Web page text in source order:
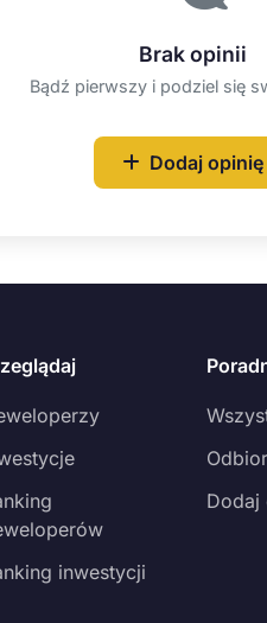
Brak opinii
Bądź pierwszy i podziel się
Dodaj opinię
inwestycji
Dodaj